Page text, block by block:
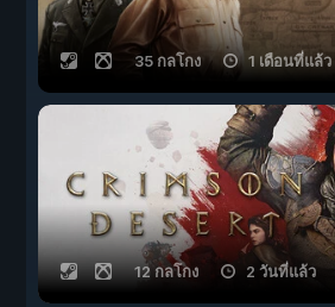
35 กลโกง 1 เดือนที่แล้ว
12 กลโกง 2 วันที่แล้ว